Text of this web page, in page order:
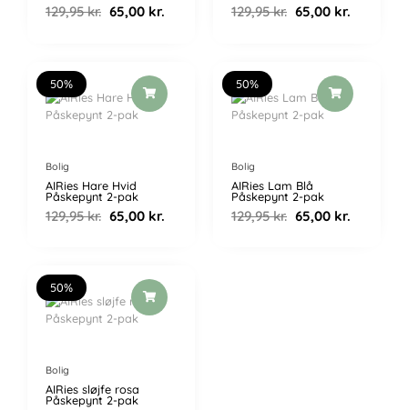
129,95kr. 65,00 kr. 129,95kr. 65,00 kr.
50%
Bolig
AIRies Hare Hvid
Påskepynt 2-pak
129,95kr.
oprindelige
pris
var:
129,95 kr..
65,00 kr.
aktuelle
pris
er:
50%
Bolig
AIRies Lam Blå
Påskepynt 2-pak
129,95kr.
oprindelige
pris
var:
129,95 kr..
65,00 kr.
aktuelle
pris
er:
50%
Bolig
AIRies sløjfe rosa
Påskepynt 2-pak
oprindelige
pris
var:
129,95 kr..
aktuelle
pris
er: